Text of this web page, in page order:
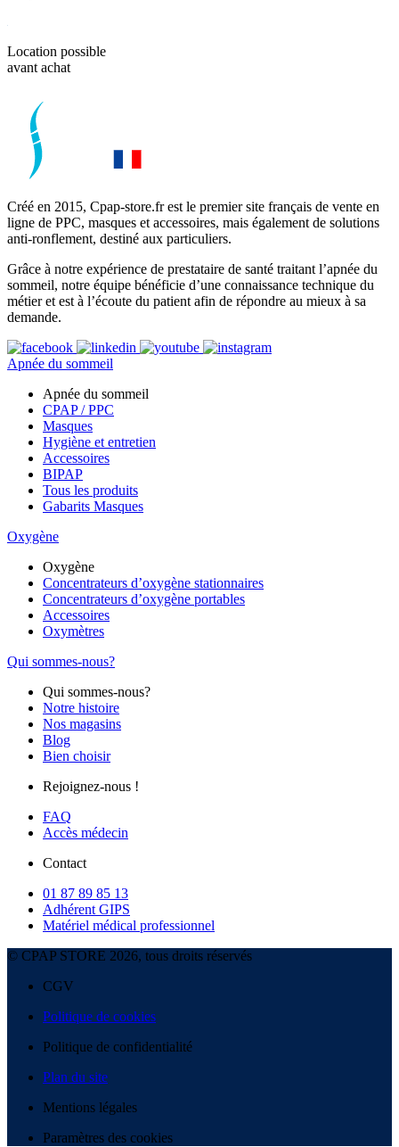
Location possible
avant achat
Créé en 2015, Cpap-store.fr est le premier site français de vente en
ligne de PPC, masques et accessoires, mais également de solutions
anti-ronflement, destiné aux particuliers.
Grâce à notre expérience de prestataire de santé traitant l’apnée du
sommeil, notre équipe bénéficie d’une connaissance technique du
métier et est à l’écoute du patient afin de répondre au mieux à sa
demande.
Apnée du sommeil
Apnée du sommeil
CPAP / PPC
Masques
Hygiène et entretien
Accessoires
BIPAP
Tous les produits
Gabarits Masques
Oxygène
Oxygène
Concentrateurs d’oxygène stationnaires
Concentrateurs d’oxygène portables
Accessoires
Oxymètres
Qui sommes-nous?
Qui sommes-nous?
Notre histoire
Nos magasins
Blog
Bien choisir
Rejoignez-nous !
FAQ
Accès médecin
Contact
01 87 89 85 13
Adhérent GIPS
Matériel médical professionnel
© CPAP STORE 2026, tous droits réservés
CGV
Politique de cookies
Politique de confidentialité
Plan du site
Mentions légales
Paramètres des cookies